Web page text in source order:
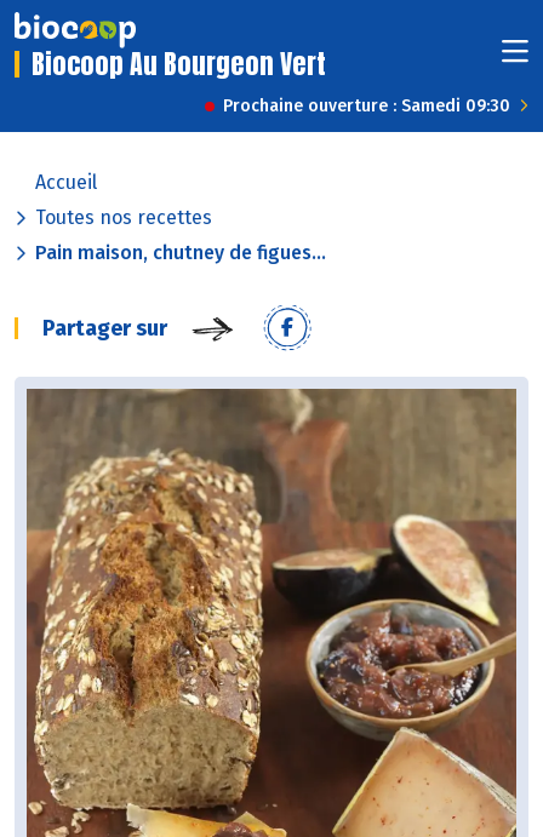
Biocoop Au Bourgeon Vert
Prochaine ouverture : Samedi 09:30
Accueil
Toutes nos recettes
Pain maison, chutney de figues...
Partager sur